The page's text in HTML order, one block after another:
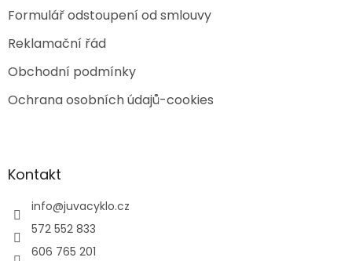
Formulář odstoupení od smlouvy
Reklamační řád
Obchodní podmínky
Ochrana osobních údajů-cookies
Kontakt
info@juvacyklo.cz
572 552 833
606 765 201